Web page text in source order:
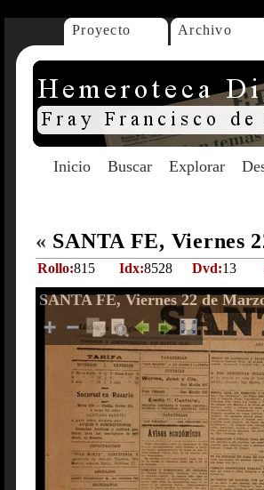
Proyecto Archivo
Inicio Buscar Explorar
« SANTA FE, Viernes
Rollo:815 Idx:8528 Dvd:13
SANTA FE, Viernes 22 de